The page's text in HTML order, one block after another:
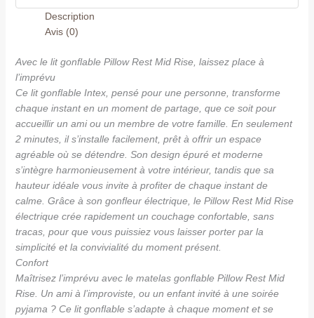
Description
Avis (0)
Avec le lit gonflable Pillow Rest Mid Rise, laissez place à
l’imprévu
Ce lit gonflable Intex, pensé pour une personne, transforme
chaque instant en un moment de partage, que ce soit pour
accueillir un ami ou un membre de votre famille. En seulement
2 minutes, il s’installe facilement, prêt à offrir un espace
agréable où se détendre. Son design épuré et moderne
s’intègre harmonieusement à votre intérieur, tandis que sa
hauteur idéale vous invite à profiter de chaque instant de
calme. Grâce à son gonfleur électrique, le Pillow Rest Mid Rise
électrique crée rapidement un couchage confortable, sans
tracas, pour que vous puissiez vous laisser porter par la
simplicité et la convivialité du moment présent.
Confort
Maîtrisez l’imprévu avec le matelas gonflable Pillow Rest Mid
Rise. Un ami à l’improviste, ou un enfant invité à une soirée
pyjama ? Ce lit gonflable s’adapte à chaque moment et se